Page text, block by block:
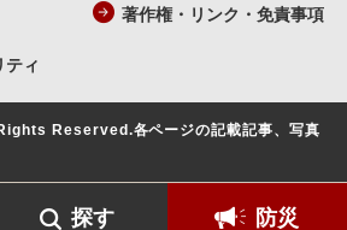
探す 防災
著作権・リンク・免責事項
ティ
Reserved.各ページの記載記事、写真